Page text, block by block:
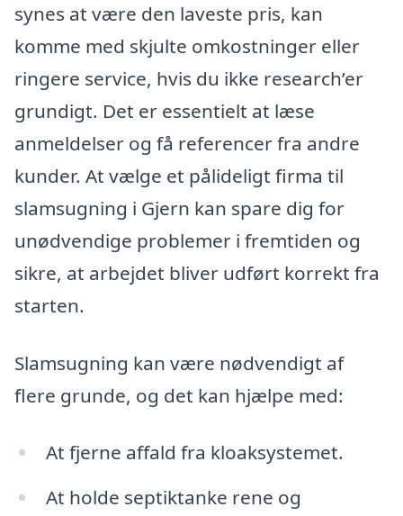
synes at være den laveste pris, kan
komme med skjulte omkostninger eller
ringere service, hvis du ikke research’er
grundigt. Det er essentielt at læse
anmeldelser og få referencer fra andre
kunder. At vælge et pålideligt firma til
slamsugning i Gjern kan spare dig for
unødvendige problemer i fremtiden og
sikre, at arbejdet bliver udført korrekt fra
starten.
Slamsugning kan være nødvendigt af
flere grunde, og det kan hjælpe med:
At fjerne affald fra kloaksystemet.
At holde septiktanke rene og